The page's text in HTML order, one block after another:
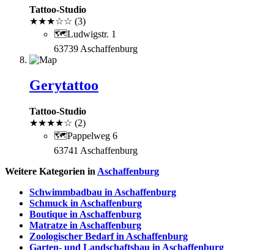
Tattoo-Studio
★★★☆☆ (3)
🗺Ludwigstr. 1
63739 Aschaffenburg
Gerytattoo
Tattoo-Studio
★★★★☆ (2)
🗺Pappelweg 6
63741 Aschaffenburg
Weitere Kategorien in Aschaffenburg
Schwimmbadbau in Aschaffenburg
Schmuck in Aschaffenburg
Boutique in Aschaffenburg
Matratze in Aschaffenburg
Zoologischer Bedarf in Aschaffenburg
Garten- und Landschaftsbau in Aschaffenburg